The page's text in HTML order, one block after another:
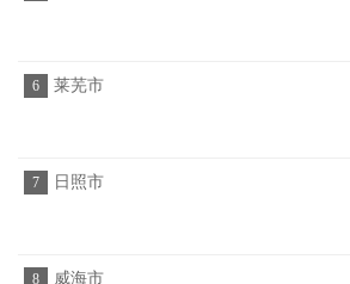
6 莱芜市
7 日照市
8 威海市